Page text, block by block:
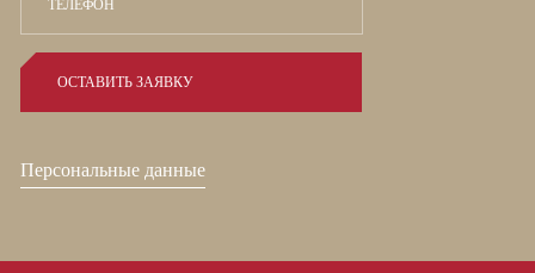
Персональные данные